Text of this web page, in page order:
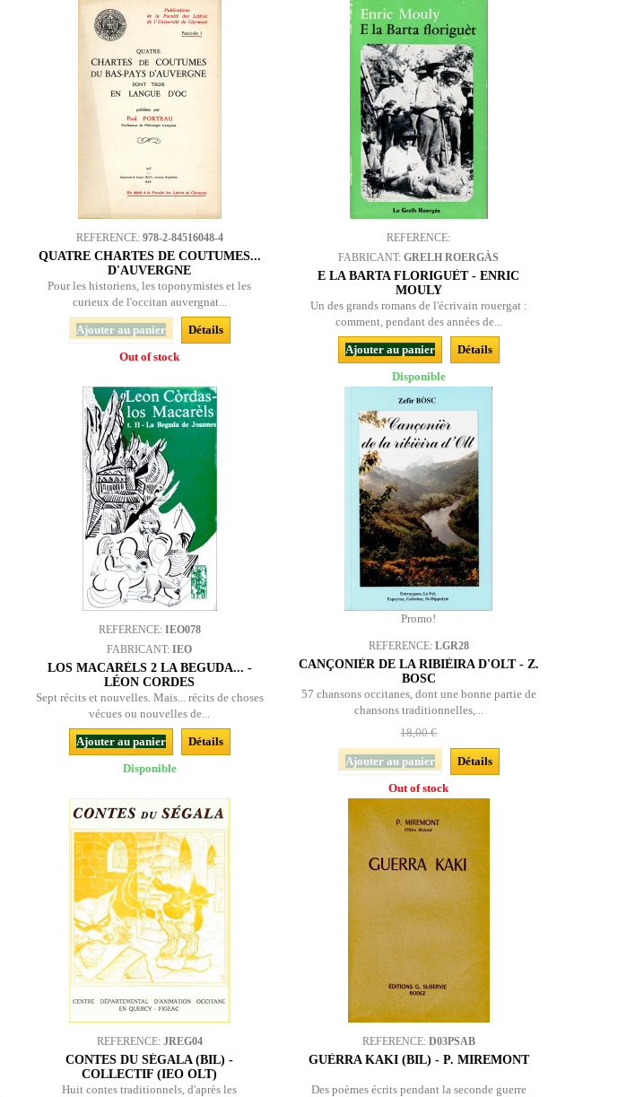
REFERENCE: 978-2-84516048-4
QUATRE CHARTES DE COUTUMES...
D'AUVERGNE
Pour les historiens, les toponymistes et les
curieux de l'occitan auvergnat...
Ajouter au panier
Détails
Out of stock
REFERENCE:
FABRICANT:GRELH ROERGÀS
E LA BARTA FLORIGUÈT - ENRIC
MOULY
Un des grands romans de l'écrivain rouergat :
comment, pendant des années de...
Ajouter au panier
Détails
Disponible
REFERENCE: IEO078
FABRICANT:IEO
LOS MACARÈLS 2 LA BEGUDA... -
LÉON CORDES
Sept récits et nouvelles. Mais... récits de choses
vécues ou nouvelles de...
Ajouter au panier
Détails
Disponible
Promo!
REFERENCE: LGR28
CANÇONIÈR DE LA RIBIÈIRA D'OLT - Z.
BOSC
57 chansons occitanes, dont une bonne partie de
chansons traditionnelles,...
18,00 €
Ajouter au panier
Détails
Out of stock
REFERENCE: JREG04
CONTES DU SÉGALA (BIL) -
COLLECTIF (IEO OLT)
Huit contes traditionnels, d'après les
REFERENCE: D03PSAB
GUÈRRA KAKI (BIL) - P. MIREMONT
Des poèmes écrits pendant la seconde guerre